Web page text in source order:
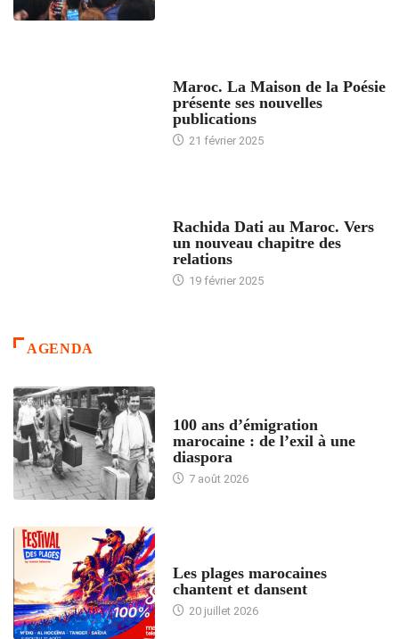
Maroc. La Maison de la Poésie
présente ses nouvelles
publications
21 février 2025
Rachida Dati au Maroc. Vers
un nouveau chapitre des
relations
19 février 2025
AGENDA
100 ans d’émigration
marocaine : de l’exil à une
diaspora
7 août 2026
Les plages marocaines
chantent et dansent
20 juillet 2026